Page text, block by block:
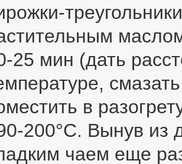
25 мин (дать
в
200°С. Вынув из
чаем еще